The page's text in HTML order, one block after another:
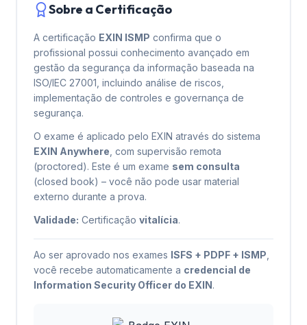
Sobre a Certificação
A certificação EXIN ISMP confirma que o
profissional possui conhecimento avançado em
gestão da segurança da informação baseada na
ISO/IEC 27001, incluindo análise de riscos,
implementação de controles e governança de
segurança.
O exame é aplicado pelo EXIN através do sistema
EXIN Anywhere , com supervisão remota
(proctored). Este é um exame sem consulta
(closed book) – você não pode usar material
externo durante a prova.
Validade: Certificação vitalícia.
Ao ser aprovado nos exames ISFS + PDPF + ISMP
você recebe automaticamente a credencial de
Information Security Officer do EXIN.